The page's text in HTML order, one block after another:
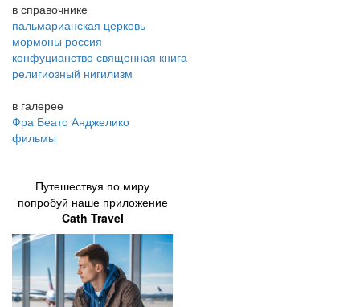
в справочнике
пальмарианская церковь
мормоны россия
конфуцианство священная книга
религиозный нигилизм
в галерее
Фра Беато Анджелико
фильмы
Путешествуя по миру
попробуй наше приложение
Cath Travel